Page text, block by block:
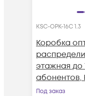
KSC-ОРК-16С 1.3
Коробка
этажная до
абонентов,
LIGHT PON
Под заказ